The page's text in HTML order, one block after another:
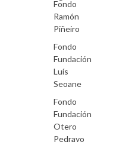
Fondo
Ramón
Piñeiro
Fondo
Fundación
Luís
Seoane
Fondo
Fundación
Otero
Pedrayo